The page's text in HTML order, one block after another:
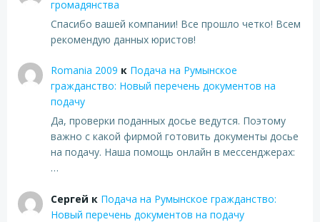
громадянства
Спасибо вашей компании! Все прошло четко! Всем
рекомендую данных юристов!
Romania 2009 к Подача на Румынское
гражданство: Новый перечень документов на
подачу
Да, проверки поданных досье ведутся. Поэтому
важно с какой фирмой готовить документы досье
на подачу. Наша помощь онлайн в мессенджерах:
…
Сергей к Подача на Румынское гражданство:
Новый перечень документов на подачу